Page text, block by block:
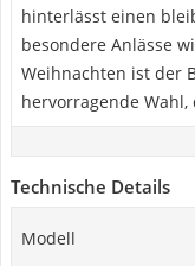
hinterlässt einen
besondere Anlässe
Weihnachten ist der
hervorragende
Technische Details
Modell